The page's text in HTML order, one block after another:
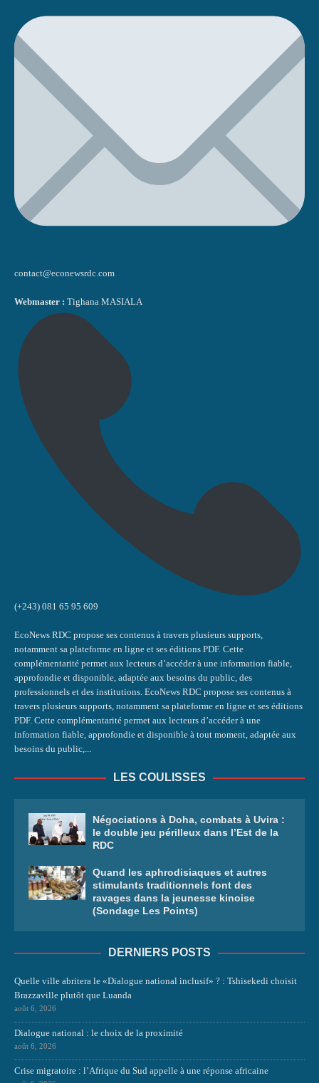
contact@econewsrdc.com
Webmaster : Tighana MASIALA
(+243) 081 65 95 609
EcoNews RDC propose ses contenus à travers plusieurs supports,
notamment sa plateforme en ligne et ses éditions PDF. Cette
complémentarité permet aux lecteurs d’accéder à une information fiable,
approfondie et disponible, adaptée aux besoins du public, des
professionnels et des institutions. EcoNews RDC propose ses contenus à
travers plusieurs supports, notamment sa plateforme en ligne et ses éditions
PDF. Cette complémentarité permet aux lecteurs d’accéder à une
information fiable, approfondie et disponible à tout moment, adaptée aux
besoins du public,...
LES COULISSES
Négociations à Doha, combats à Uvira :
le double jeu périlleux dans l’Est de la
RDC
Quand les aphrodisiaques et autres
stimulants traditionnels font des
ravages dans la jeunesse kinoise
(Sondage Les Points)
DERNIERS POSTS
Quelle ville abritera le «Dialogue national inclusif» ? : Tshisekedi choisit
Brazzaville plutôt que Luanda
août 6, 2026
Dialogue national : le choix de la proximité
août 6, 2026
Crise migratoire : l’Afrique du Sud appelle à une réponse africaine